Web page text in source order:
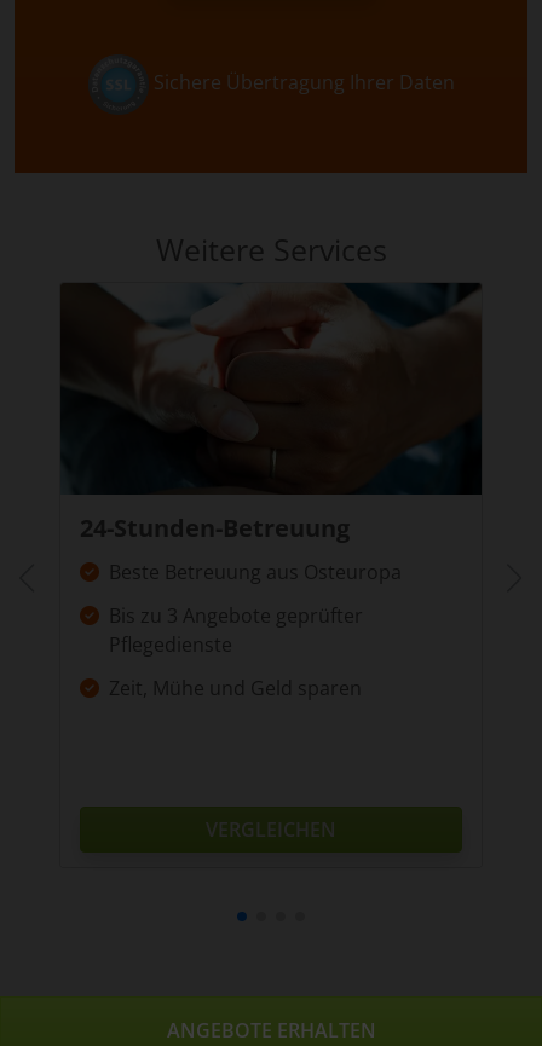
Sichere Übertragung Ihrer Daten
Weitere Services
24-Stunden-Betreuung
Beste Betreuung aus Osteuropa
Bis zu 3 Angebote geprüfter
Pflegedienste
Zeit, Mühe und Geld sparen
VERGLEICHEN
ANGEBOTE ERHALTEN